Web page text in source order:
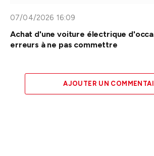
07/04/2026 16:09
Achat d'une voiture électrique
erreurs à ne pas commettre
AJOUTER UN